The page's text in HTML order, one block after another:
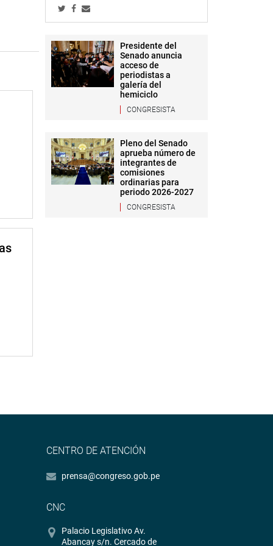
Presidente del
Senado anuncia
acceso de
periodistas a
galería del
hemiciclo
CONGRESISTA
Pleno del Senado
aprueba número de
integrantes de
comisiones
ordinarias para
periodo 2026-2027
CONGRESISTA
CENTRO DE ATENCIÓN
prensa@congreso.gob.pe
CNC
Palacio Legislativo Av.
Abancay s/n. Cercado de